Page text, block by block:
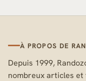
À PROPOS DE
Depuis 1999,
nombreux articles et